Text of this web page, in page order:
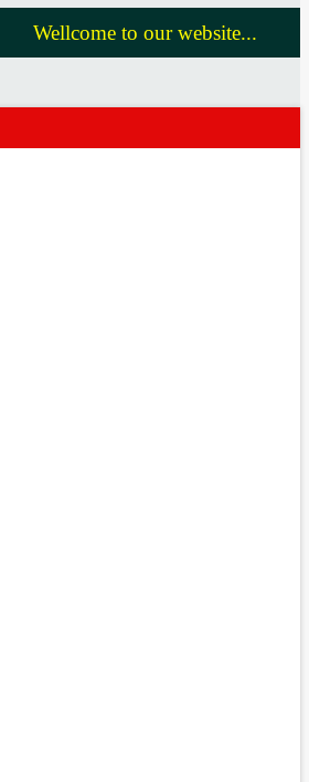
Wellcome to our website...